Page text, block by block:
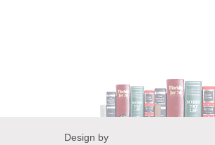
Design by